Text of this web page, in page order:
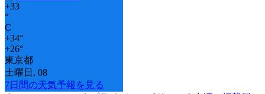
+33
°
C
+34°
+26°
東京都
土曜日, 08
7日間の天気予報を見る